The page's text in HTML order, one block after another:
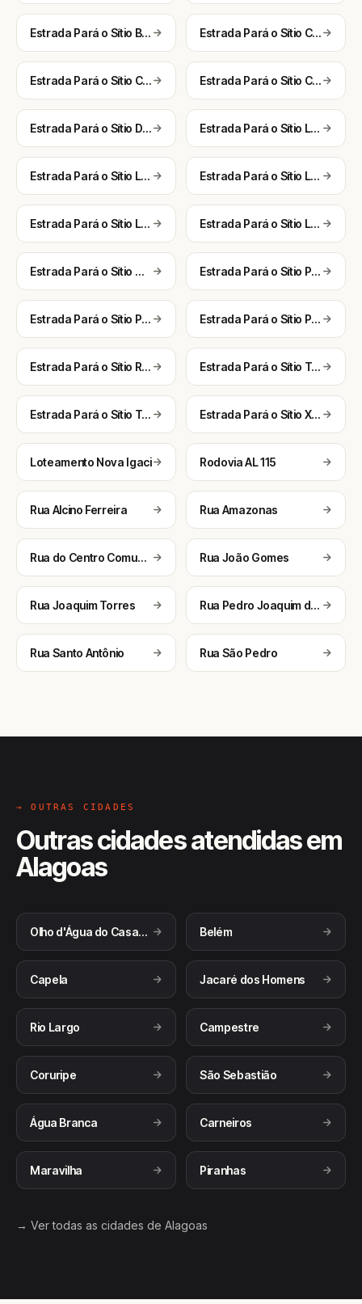
Estrada Pará o Sítio Boa Vista Estrada Pará o Sítio Canafistula do Moreira
Estrada Pará o Sítio Colônia Estrada Pará o Sítio Colônia Agricola
Estrada Pará o Sítio Dionizio Estrada Pará o Sítio Lagoa da Pedra
Estrada Pará o Sítio Lagoa das Craibas Estrada Pará o Sítio Lagoa de Cima
Estrada Pará o Sítio Lagoa Funda Estrada Pará o Sítio Lagoa Grande do Sertão
Estrada Pará o Sítio Marias Pretas Estrada Pará o Sítio Palanqueta 2
Estrada Pará o Sítio Papagaio Estrada Pará o Sítio Pau Ferro
Estrada Pará o Sítio Riachao Estrada Pará o Sítio Tatu
Estrada Pará o Sítio Travessão Estrada Pará o Sítio Xeu
Loteamento Nova Igaci Rodovia AL 115
Rua Alcino Ferreira Rua Amazonas
Rua do Centro Comunitário Rua João Gomes
Rua Joaquim Torres Rua Pedro Joaquim da Silva
Rua Santo Antônio Rua São Pedro
→ OUTRAS CIDADES
Outras cidades atendidas em
Alagoas
Olho d'Água do Casado Belém
Capela Jacaré dos Homens
Rio Largo Campestre
Coruripe São Sebastião
Água Branca Carneiros
Maravilha Piranhas
→ Ver todas as cidades de Alagoas